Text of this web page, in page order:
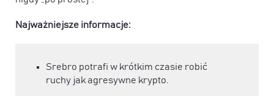
Najważniejsze informacje:
Srebro potrafi w krótkim czasie robić
ruchy jak agresywne krypto.